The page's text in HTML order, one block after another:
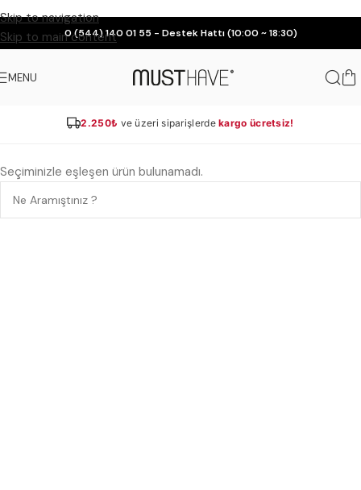
Skip to navigation
Skip to main content0 (544) 140 01 55 - Destek Hattı (10:00 ~ 18:30)
MENU
2.250₺ ve üzeri siparişlerdekargo ücretsiz!
Seçiminizle eşleşen ürün bulunamadı.